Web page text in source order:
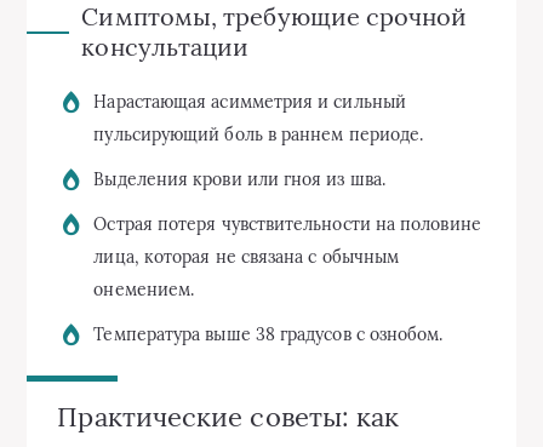
Симптомы, требующие срочной
консультации
Нарастающая асимметрия и сильный
пульсирующий боль в раннем периоде.
Выделения крови или гноя из шва.
Острая потеря чувствительности на половине
лица, которая не связана с обычным
онемением.
Температура выше 38 градусов с ознобом.
Практические советы: как